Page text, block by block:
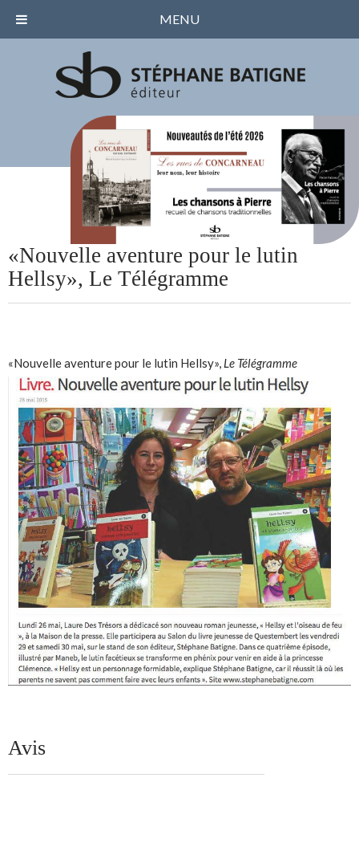
«Nouvelle aventure pour le lutin
Hellsy», Le Télégramme
«Nouvelle aventure pour le lutin Hellsy», Le Télégramme
Avis
MENU